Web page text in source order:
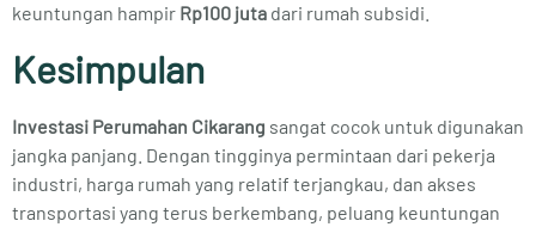
keuntungan hampir Rp100 juta dari rumah subsidi.
Kesimpulan
Investasi Perumahan Cikarang sangat cocok untuk digunakan
jangka panjang. Dengan tingginya permintaan dari pekerja
industri, harga rumah yang relatif terjangkau, dan akses
transportasi yang terus berkembang, peluang keuntungan